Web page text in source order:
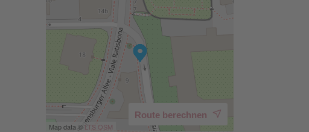
Map data © LTS OSM
Route berechnen